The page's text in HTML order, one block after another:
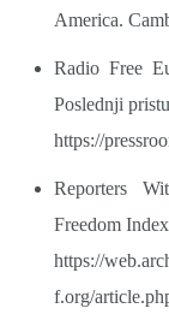
America.
Radio Free
Poslednji
https://
Reporters
Freedom
https://
f.org/